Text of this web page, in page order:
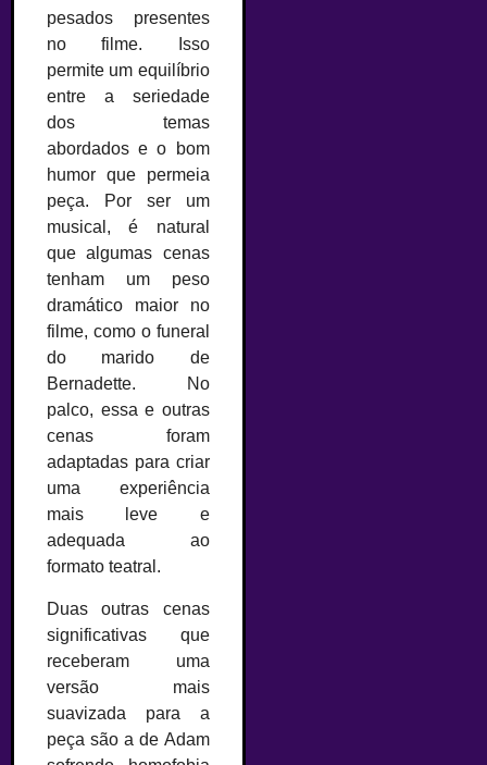
pesados presentes
no filme. Isso
permite um equilíbrio
entre a seriedade
dos temas
abordados e o bom
humor que permeia
peça. Por ser um
musical, é natural
que algumas cenas
tenham um peso
dramático maior no
filme, como o funeral
do marido de
Bernadette. No
palco, essa e outras
cenas foram
adaptadas para criar
uma experiência
mais leve e
adequada ao
formato teatral.
Duas outras cenas
significativas que
receberam uma
versão mais
suavizada para a
peça são a de Adam